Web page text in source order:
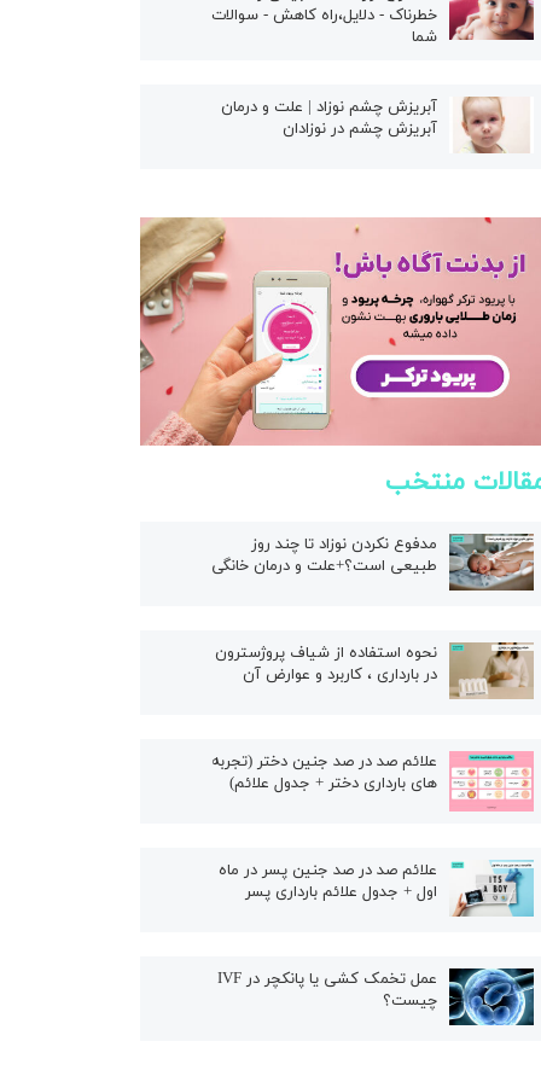
خطرناک - دلایل،راه کاهش - سوالات
شما
آبریزش چشم نوزاد | علت و درمان
آبریزش چشم در نوزادان
منتخب
مدفوع نکردن نوزاد تا چند روز
طبیعی است؟+علت و درمان خانگی
نحوه استفاده از شیاف پروژسترون
در بارداری ، کاربرد و عوارض آن
علائم صد در صد جنین دختر (تجربه
های بارداری دختر + جدول علائم)
علائم صد در صد جنین پسر در ماه
اول + جدول علائم بارداری پسر
عمل تخمک کشی یا پانکچر در IVF
چیست؟